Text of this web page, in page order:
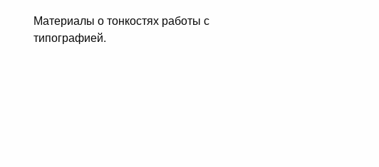
Материалы о тонкостях работы с
типографией.